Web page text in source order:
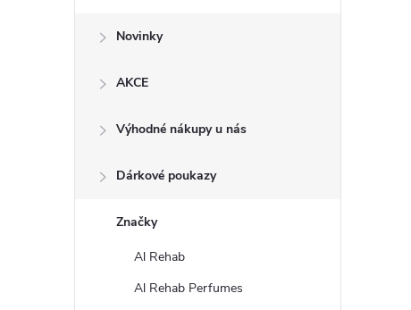
Novinky
AKCE
Výhodné nákupy u nás
Dárkové poukazy
Značky
Al Rehab
Al Rehab Perfumes